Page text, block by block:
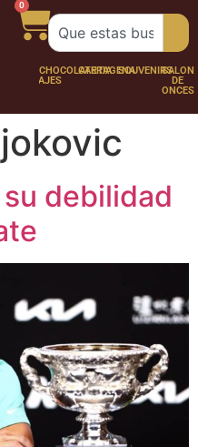
0
PERSONAJES
CHOCOLATERÍA
CARTAGENASOUVENIRSSALÓN
DE
ONCES
debilidad